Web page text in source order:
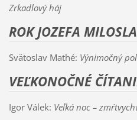
Zrkadlový háj
ROK JOZEFA
Svätoslav Mathé: Výnimočný
VEĽKONOČNÉ
Igor Válek: Veľká noc –